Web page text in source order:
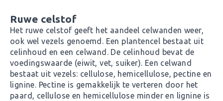
Ruwe celstof
Het ruwe celstof geeft het aandeel celwanden weer,
ook wel vezels genoemd. Een plantencel bestaat uit
celinhoud en een celwand. De celinhoud bevat de
voedingswaarde (eiwit, vet, suiker). Een celwand
bestaat uit vezels: cellulose, hemicellulose, pectine en
lignine. Pectine is gemakkelijk te verteren door het
paard, cellulose en hemicellulose minder en lignine is